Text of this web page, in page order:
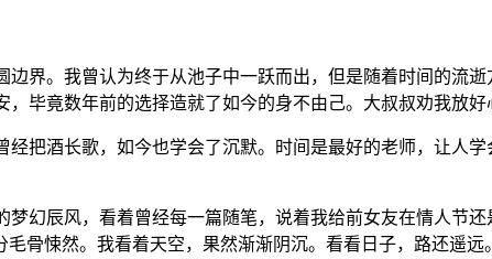
界。我曾认为终于从池子中一跃而出，但是随着时间的流
毕竟数年前的选择造就了如今的身不由己。大叔叔劝我放好
把酒长歌，如今也学会了沉默。时间是最好的老师，让人
幻辰风，看着曾经每一篇随笔，说着我给前女友在情人节
骨悚然。我看着天空，果然渐渐阴沉。看看日子，路还遥远。